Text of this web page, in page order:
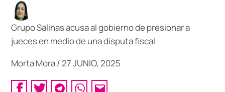
Grupo Salinas acusa al gobierno de presionar a
jueces en medio de una disputa fiscal
Morta Mora/27 JUNIO, 2025